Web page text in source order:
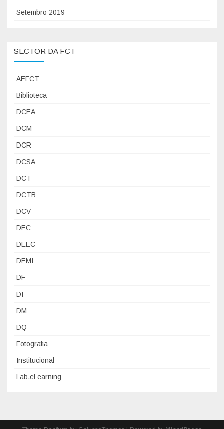
Setembro 2019
SECTOR DA FCT
AEFCT
Biblioteca
DCEA
DCM
DCR
DCSA
DCT
DCTB
DCV
DEC
DEEC
DEMI
DF
DI
DM
DQ
Fotografia
Institucional
Lab.eLearning